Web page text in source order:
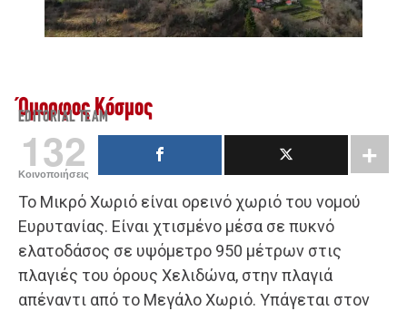
Όμορφος Κόσμος
EDITORIAL TEAM
132
Κοινοποιήσεις
Το Μικρό Χωριό είναι ορεινό χωριό του νομού
Ευρυτανίας. Είναι χτισμένο μέσα σε πυκνό
ελατοδάσος σε υψόμετρο 950 μέτρων στις
πλαγιές του όρους Χελιδώνα, στην πλαγιά
απέναντι από το Μεγάλο Χωριό. Υπάγεται στον